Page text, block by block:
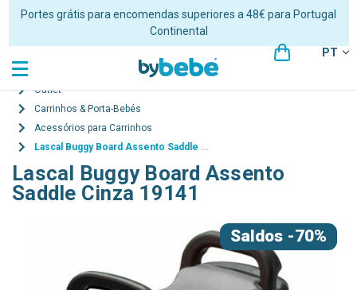
Portes grátis para encomendas superiores a 48€ para Portugal
Continental
PT
Outlet
Carrinhos & Porta-Bebés
Acessórios para Carrinhos
Lascal Buggy Board Assento Saddle Cinza 19141
Lascal Buggy Board Assento
Saddle Cinza 19141
Saldos -70%